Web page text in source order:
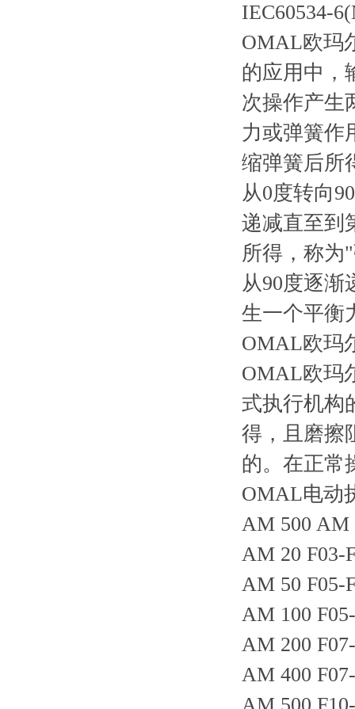
IEC60534-
OMAL欧玛
的应用中，
次操作产生
力或弹簧作
缩弹簧后所
从0度转向
递减直至到
所得，称为
从90度逐渐
生一个平衡
OMAL欧玛
OMAL欧玛
式执行机构
得，且磨擦
的。在正常
OMAL电动
AM 500
AM 20
AM 50
AM 100
AM 200
AM 400